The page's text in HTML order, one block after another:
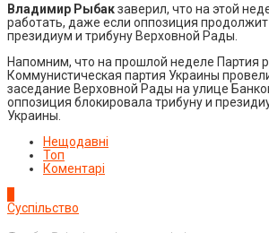
Владимир Рыбакзаверил, что на этой
работать, даже если оппозиция
президиум и трибуну Верховной Рады.
Напомним, что на прошлой неделе Партия
Коммунистическая партия Украины
заседание Верховной Рады на улице
оппозиция блокировала трибуну и
Украины.
Нещодавні
Топ
Коментарі
Суспільство